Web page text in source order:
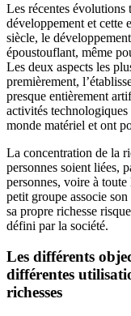
Les récentes évolutions
développement et cette
siècle, le
époustouflant, même
Les deux aspects les
premièrement,
presque entièrement
activités technologiques
monde matériel et ont
La concentration de la
personnes soient liées,
personnes, voire à
petit groupe associe
sa propre richesse
défini par la société.
Les différents
différentes
richesses